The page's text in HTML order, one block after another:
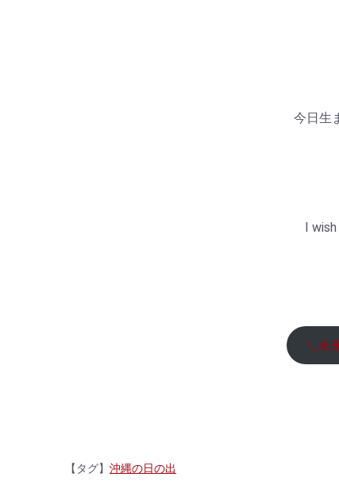
今日生
I
＼未
【タグ】 沖縄の日の出